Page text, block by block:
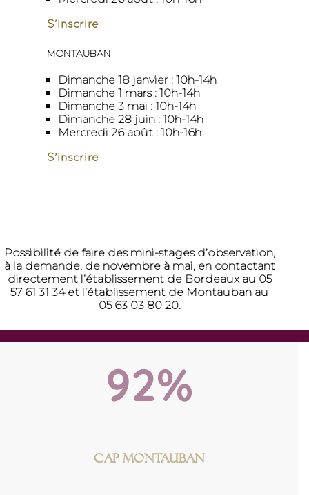
ANNÉE 2024-2025
92%
CAP MONTAUBAN
S’inscrire
MONTAUBAN
Dimanche 18 janvier : 10h-14h
Dimanche 1 mars : 10h-14h
Dimanche 3 mai : 10h-14h
Dimanche 28 juin : 10h-14h
Mercredi 26 août : 10h-16h
S’inscrire
Possibilité de faire des mini-stages d’observation,
à la demande, de novembre à mai, en contactant
directement l’établissement de Bordeaux au 05
57 61 31 34 et l’établissement de Montauban au
05 63 03 80 20.